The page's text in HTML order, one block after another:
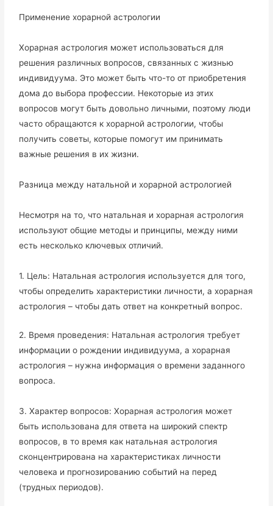
Применение хорарной астрологии
Хорарная астрология может использоваться для
решения различных вопросов, связанных с жизнью
индивидуума. Это может быть что-то от приобретения
дома до выбора профессии. Некоторые из этих
вопросов могут быть довольно личными, поэтому люди
часто обращаются к хорарной астрологии, чтобы
получить советы, которые помогут им принимать
важные решения в их жизни.
Разница между натальной и хорарной астрологией
Несмотря на то, что натальная и хорарная астрология
используют общие методы и принципы, между ними
есть несколько ключевых отличий.
1. Цель: Натальная астрология используется для того,
чтобы определить характеристики личности, а хорарная
астрология – чтобы дать ответ на конкретный вопрос.
2. Время проведения: Натальная астрология требует
информации о рождении индивидуума, а хорарная
астрология – нужна информация о времени заданного
вопроса.
3. Характер вопросов: Хорарная астрология может
быть использована для ответа на широкий спектр
вопросов, в то время как натальная астрология
сконцентрирована на характеристиках личности
человека и прогнозированию событий на перед
(трудных периодов).